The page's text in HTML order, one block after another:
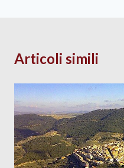
Articoli simili